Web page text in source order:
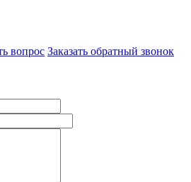
вопрос Заказать обратный звонок